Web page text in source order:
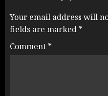
Your email address will
fields are marked *
Comment *